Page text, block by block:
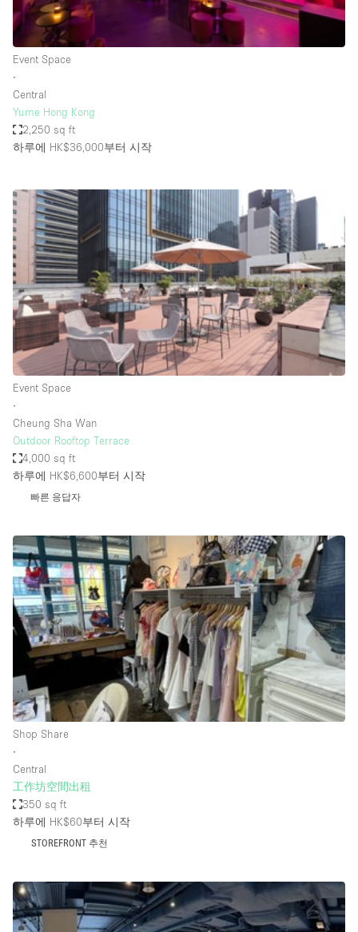
Fair / Festival
Hall
Mansion / House
Meeting Space
Other
Photo / Filming Studio
Restaurant / Bar / Cafe
Rooftop
Salon
Shop Share
Stall / Market Stall
Unique Space
Warehouse
Air Conditioning
Animals Friendly
Bar
Bathroom
Car Display
Concierge
Counters
Elevator
Fitting Rooms
Garden
Garment Rack
Event Space
∙
Central
Yume Hong Kong
2,250 sq ft
하루에 HK$36,000부터 시작
Event Space
∙
Cheung Sha Wan
Outdoor Rooftop Terrace
4,000 sq ft
하루에 HK$6,600부터 시작
빠른 응답자
Shop Share
∙
Central
工作坊空間出租
350 sq ft
하루에 HK$60부터 시작
STOREFRONT 추천